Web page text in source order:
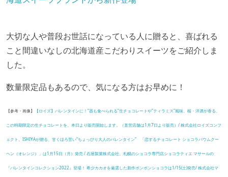
大切な人や普段お世話になっている人に贈ると、喜ばれる
こと間違いなしの北海道産こだわりスイーツをご紹介しま
した。
数量限定品もあるので、気になる方はお早めに！
【参考・画像】 【ロイズ】バレンタインに！”器も食べられる”生チョコレートや”ティラミス”風味、桜・洋酒が香る、
この時期限定の生チョコレートを、本日より販売開始します。（直営店舗は1月7日より販売）/ 株式会社ロイズコンフ
ェクト ISHIYAが贈る、甘くほろ苦い“ちょっぴり大人のバレンタイン” 「恋するチョコレート ショコラバウムクー
ヘン（オレンジ）」は1月15日（月）発売 / 石屋製菓株式会社 札幌のショコラ専門店ショコラティエ マサールの
『バレンタインコレクション2022』登場！ 希少カカオを厳選した新作ボンボンショコラは1/15(土)発売/ 株式会社マ